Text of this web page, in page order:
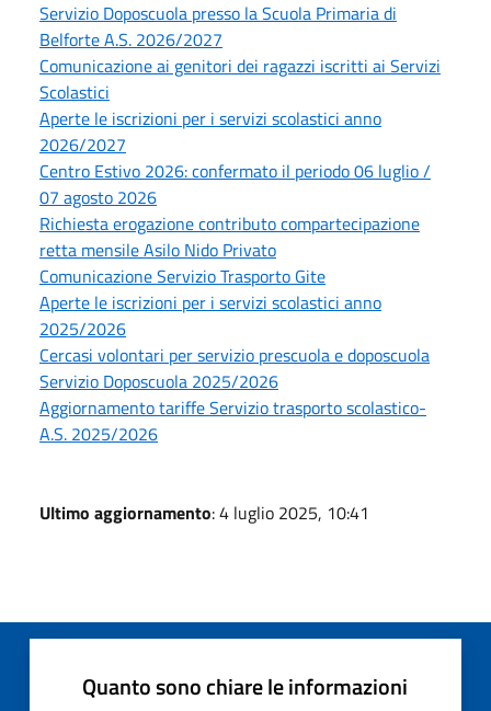
Servizio Doposcuola presso la Scuola Primaria di
Belforte A.S. 2026/2027
Comunicazione ai genitori dei ragazzi iscritti ai Servizi
Scolastici
Aperte le iscrizioni per i servizi scolastici anno
2026/2027
Centro Estivo 2026: confermato il periodo 06 luglio /
07 agosto 2026
Richiesta erogazione contributo compartecipazione
retta mensile Asilo Nido Privato
Comunicazione Servizio Trasporto Gite
Aperte le iscrizioni per i servizi scolastici anno
2025/2026
Cercasi volontari per servizio prescuola e doposcuola
Servizio Doposcuola 2025/2026
Aggiornamento tariffe Servizio trasporto scolastico-
A.S. 2025/2026
Ultimo aggiornamento: 4 luglio 2025, 10:41
Quanto sono chiare le informazioni